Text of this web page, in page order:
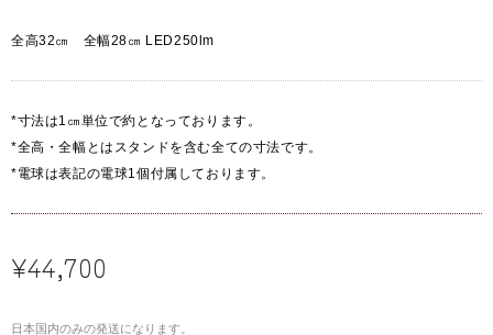
全高32㎝ 全幅28㎝ LED250lm
*寸法は1㎝単位で約となっております。
*全高・全幅とはスタンドを含む全ての寸法です。
*電球は表記の電球1個付属しております。
¥44,700
日本国内のみの発送になります。